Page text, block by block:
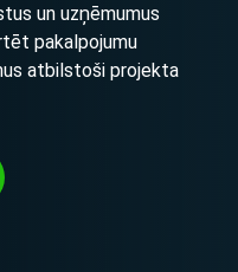
un uzņēmumus
pakalpojumu
atbilstoši projekta